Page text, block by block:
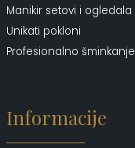
Manikir setovi i ogledala
Unikati pokloni
Profesionalno šminkanje
Informacije